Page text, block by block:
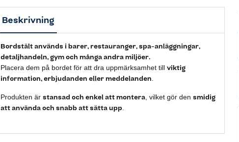
Beskrivning
Bordstält används i barer, restauranger, spa-anläggningar,
detaljhandeln, gym och många andra miljöer.
Placera dem på bordet för att dra uppmärksamhet till viktig
information, erbjudanden eller meddelanden
Produkten är stansad och enkel att montera , vilket gör den smidig
att använda och snabb att sätta upp